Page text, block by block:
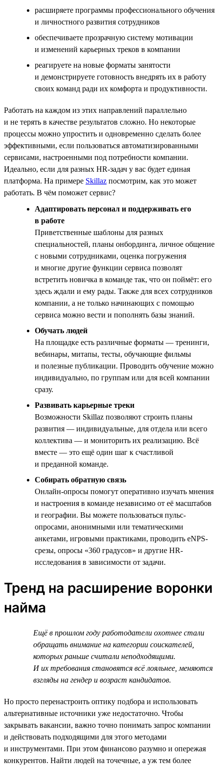
расширяете программы профессионального обучения
и личностного развития сотрудников
обеспечиваете прозрачную систему мотивации
и изменений карьерных треков в компании
реагируете на новые форматы занятости
и демонстрируете готовность внедрять их в работу
своих команд ради их комфорта и продуктивности.
Работать на каждом из этих направлений параллельно
и не терять в качестве результатов сложно. Но некоторые
процессы можно упростить и одновременно сделать более
эффективными, если пользоваться автоматизированными
сервисами, настроенными под потребности компании.
Идеально, если для разных HR-задач у вас будет единая
платформа. На примере Skillaz посмотрим, как это может
работать. В чём поможет сервис?
Адаптировать персонал и поддерживать его
в работе
Приветственные шаблоны для разных
специальностей, планы онбординга, личное общение
с новыми сотрудниками, оценка погружения
и многие другие функции сервиса позволят
встретить новичка в команде так, что он поймёт: его
здесь ждали и ему рады. Также для всех сотрудников
компании, а не только начинающих с помощью
сервиса можно вести и пополнять базы знаний.
Обучать людей
На площадке есть различные форматы — тренинги,
вебинары, митапы, тесты, обучающие фильмы
и полезные публикации. Проводить обучение можно
индивидуально, по группам или для всей компании
сразу.
Развивать карьерные треки
Возможности Skillaz позволяют строить планы
развития — индивидуальные, для отдела или всего
коллектива — и мониторить их реализацию. Всё
вместе — это ещё один шаг к счастливой
и преданной команде.
Собирать обратную связь
Онлайн-опросы помогут оперативно изучать мнения
и настроения в команде независимо от её масштабов
и географии. Вы можете пользоваться пульс-
опросами, анонимными или тематическими
анкетами, игровыми практиками, проводить eNPS-
срезы, опросы «360 градусов» и другие HR-
исследования в зависимости от задачи.
Тренд на расширение воронки
найма
Ещё в прошлом году работодатели охотнее стали
обращать внимание на категории соискателей,
которых раньше считали неподходящими.
И их требования становятся всё лояльнее, меняются
взгляды на гендер и возраст кандидатов.
Но просто перенастроить оптику подбора и использовать
альтернативные источники уже недостаточно. Чтобы
закрывать вакансии, важно точно понимать запрос компании
и действовать подходящими для этого методами
и инструментами. При этом финансово разумно и опережая
конкурентов. Найти людей на точечные, а уж тем более